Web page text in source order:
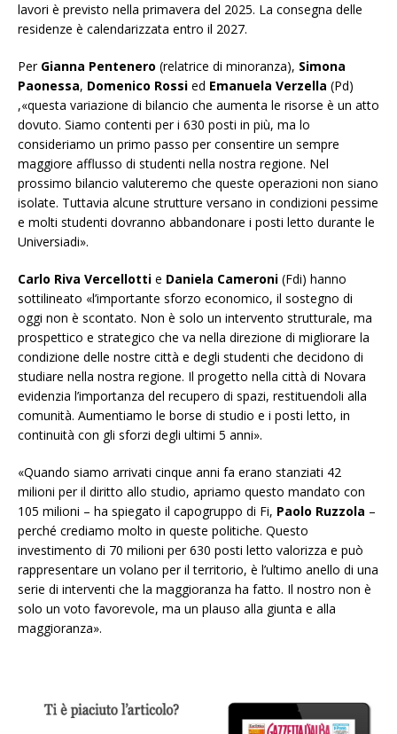
lavori è previsto nella primavera del 2025. La consegna delle
residenze è calendarizzata entro il 2027.
Per Gianna Pentenero (relatrice di minoranza), Simona
Paonessa, Domenico Rossi ed Emanuela Verzella (Pd)
,«questa variazione di bilancio che aumenta le risorse è un atto
dovuto. Siamo contenti per i 630 posti in più, ma lo
consideriamo un primo passo per consentire un sempre
maggiore afflusso di studenti nella nostra regione. Nel
prossimo bilancio valuteremo che queste operazioni non siano
isolate. Tuttavia alcune strutture versano in condizioni pessime
e molti studenti dovranno abbandonare i posti letto durante le
Universiadi».
Carlo Riva Vercellotti e Daniela Cameroni (Fdi) hanno
sottilineato «l’importante sforzo economico, il sostegno di
oggi non è scontato. Non è solo un intervento strutturale, ma
prospettico e strategico che va nella direzione di migliorare la
condizione delle nostre città e degli studenti che decidono di
studiare nella nostra regione. Il progetto nella città di Novara
evidenzia l’importanza del recupero di spazi, restituendoli alla
comunità. Aumentiamo le borse di studio e i posti letto, in
continuità con gli sforzi degli ultimi 5 anni».
«Quando siamo arrivati cinque anni fa erano stanziati 42
milioni per il diritto allo studio, apriamo questo mandato con
105 milioni – ha spiegato il capogruppo di Fi, Paolo Ruzzola –
perché crediamo molto in queste politiche. Questo
investimento di 70 milioni per 630 posti letto valorizza e può
rappresentare un volano per il territorio, è l’ultimo anello di una
serie di interventi che la maggioranza ha fatto. Il nostro non è
solo un voto favorevole, ma un plauso alla giunta e alla
maggioranza».